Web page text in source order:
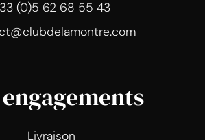
(0)5 62 68 55 43
Livraison